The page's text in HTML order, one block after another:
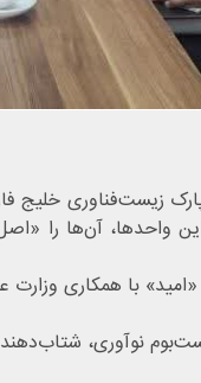
زیست‌فناوری خلیج
واحدها، آن‌ها را
«امید» با همکاری
نوآوری،